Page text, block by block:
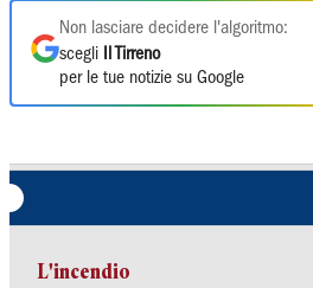
Non lasciare decidere l'algoritmo:
scegli
Il Tirreno
per le tue notizie su Google
L'incendio